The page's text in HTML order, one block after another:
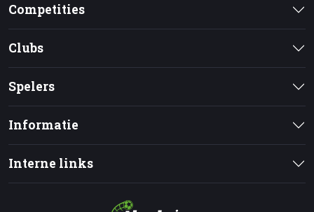
Competities
Clubs
Spelers
Informatie
Interne links